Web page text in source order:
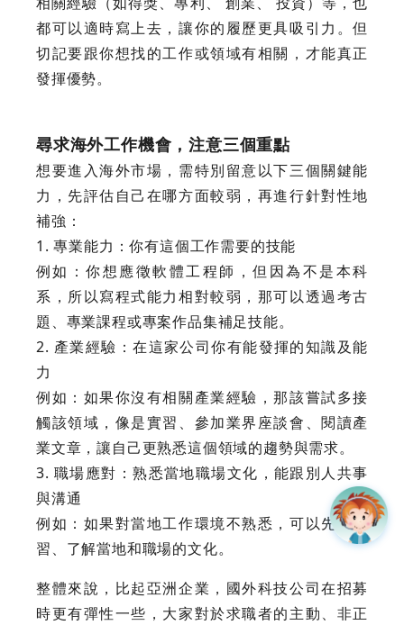
都可以適時寫上去，讓你的履歷更具吸引力。但
切記要跟你想找的工作或領域有相關，才能真正
發揮優勢。
尋求海外工作機會，注意三個重點
想要進入海外市場，需特別留意以下三個關鍵能
力，先評估自己在哪方面較弱，再進行針對性地
補強：
1. 專業能力：你有這個工作需要的技能
例如：你想應徵軟體工程師，但因為不是本科
系，所以寫程式能力相對較弱，那可以透過考古
題、專業課程或專案作品集補足技能。
2. 產業經驗：在這家公司你有能發揮的知識及能
力
例如：如果你沒有相關產業經驗，那該嘗試多接
觸該領域，像是實習、參加業界座談會、閱讀產
業文章，讓自己更熟悉這個領域的趨勢與需求。
3. 職場應對：熟悉當地職場文化，能跟別人共事
與溝通
例如：如果對當地工作環境不熟悉，可以先去實
習、了解當地和職場的文化。
整體來說，比起亞洲企業，國外科技公司在招募
時更有彈性一些，大家對於求職者的主動、非正